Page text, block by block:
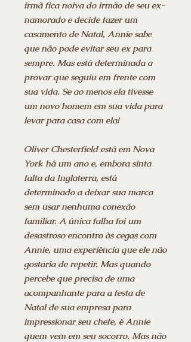
irmã fica noiva do irmão de seu ex-
namorado e decide fazer um
casamento de Natal, Annie sabe
que não pode evitar seu ex para
sempre. Mas está determinada a
provar que seguiu em frente com
sua vida. Se ao menos ela tivesse
um novo homem em sua vida para
levar para casa com ela!
Oliver Chesterfield está em Nova
York há um ano e, embora sinta
falta da Inglaterra, está
determinado a deixar sua marca
sem usar nenhuma conexão
familiar. A única falha foi um
desastroso encontro às cegas com
Annie, uma experiência que ele não
gostaria de repetir. Mas quando
percebe que precisa de uma
acompanhante para a festa de
Natal de sua empresa para
impressionar seu chefe, é Annie
quem vem em seu socorro. Mas não